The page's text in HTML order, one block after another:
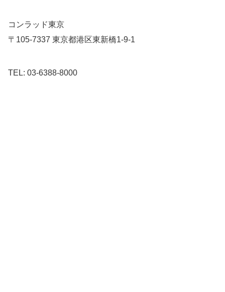
コンラッド東京
〒105-7337 東京都港区東新橋1-9-1
TEL: 03-6388-8000